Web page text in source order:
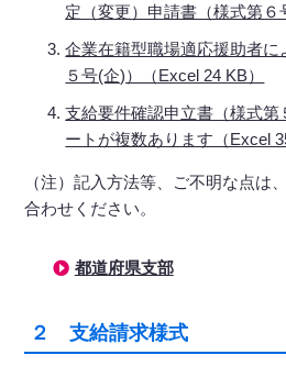
定（変更）申請書（様式第６
企業在籍型職場適応援助者
５号(企)）（Excel 24 KB）
支給要件確認申立書（様
ートが複数あります（Excel
（注）記入方法等、ご不明な点は
合わせください。
都道府県支部
２ 支給請求様式